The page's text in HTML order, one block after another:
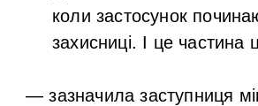
коли застосунок
захисниці. І це частина
— зазначила заступниця